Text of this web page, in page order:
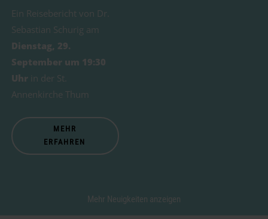
Ein Reisebericht von Dr.
Sebastian Schurig am
Dienstag, 29.
September um 19:30
Uhr in der St.
Annenkirche Thum
MEHR
ERFAHREN
Mehr Neuigkeiten anzeigen